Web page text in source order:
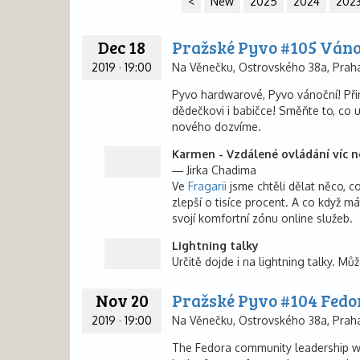
Dec 18
2019 ·19:00
Pražské Pyvo #105
Na Věnečku, Ostrovského 38a,
Pyvo hardwarové, Pyvo vánoční!
dědečkovi i babičce! Směňte to,
nového dozvíme.
Karmen - Vzdálené ovládání víc
Jirka Chadima
Ve Fragarii jsme chtěli dělat něco,
zlepší o tisíce procent. A co když
svojí komfortní zónu online služeb.
Lightning talky
Určitě dojde i na lightning talky.
Nov 20
2019 ·19:00
Pražské Pyvo #104
Na Věnečku, Ostrovského 38a,
The Fedora community leadership